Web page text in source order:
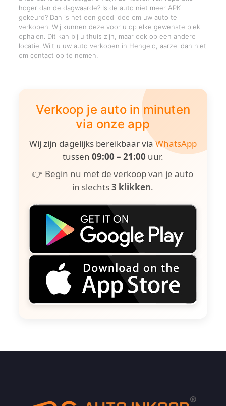
hoger dan de dagwaarde? Is de auto niet meer APK
gekeurd? Dan is het een goed idee om uw auto te
verkopen. Wij kunnen deze voor u op elke gewenste plek
ophalen. Dit kan bij u thuis zijn, maar ook op een andere
locatie. Wilt u uw auto verkopen in Hengelo, aarzel dan niet
om contact op te nemen.
Verkoop je auto in minuten
via onze app
Wij zijn dagelijks bereikbaar viaWhatsApp
tussen 09:00 – 21:00 uur.
👉 Begin nu met de verkoop van je auto
in slechts3 klikken.